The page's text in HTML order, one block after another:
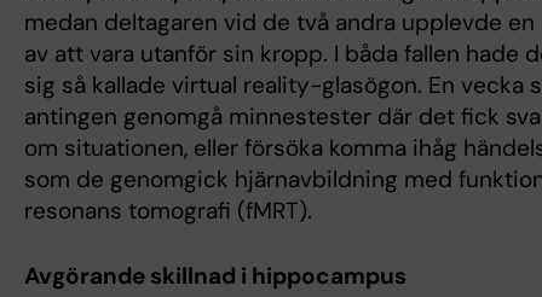
medan deltagaren vid de två andra upplevde
av att vara utanför sin kropp. I båda fallen hade
sig så kallade virtual reality-glasögon. En vecka
antingen genomgå minnestester där det fick
om situationen, eller försöka komma ihåg
som de genomgick hjärnavbildning med
resonans tomografi (fMRT).
Avgörande skillnad i hippocampus